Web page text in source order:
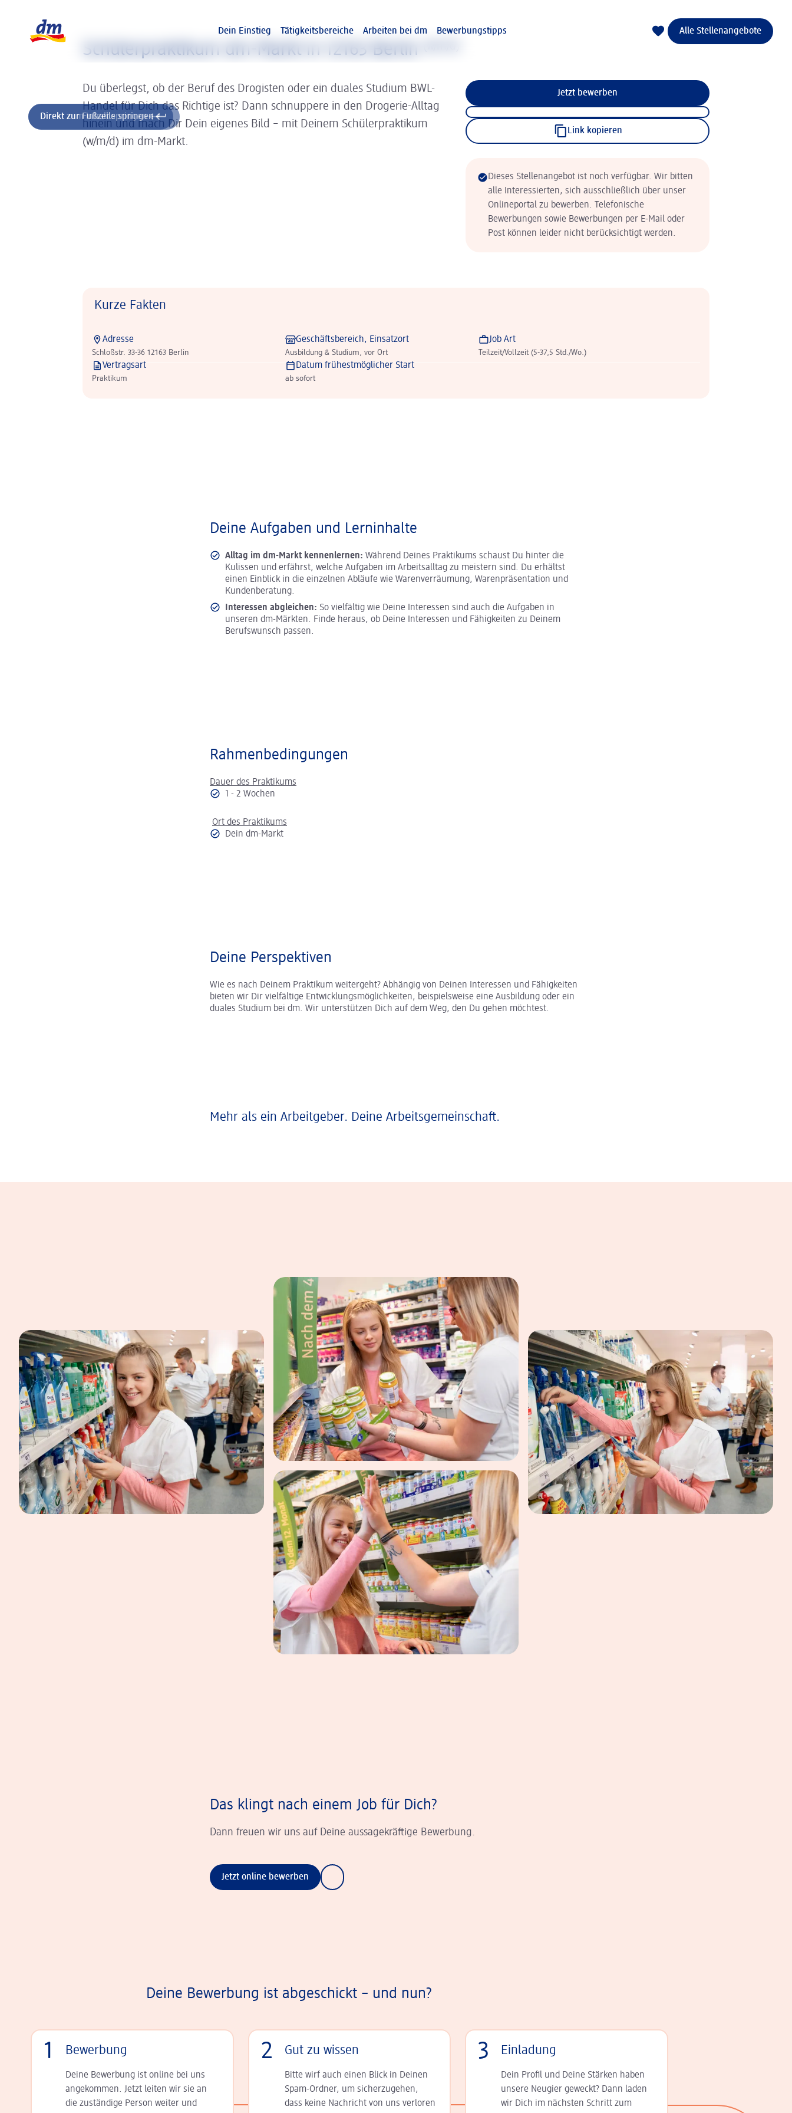
Direkt zum Inhalt springen
Direkt zur Fußzeile springen
Dein Einstieg
Tätigkeitsbereiche Arbeiten bei dm Bewerbungstipps Alle Stellenangebote
Schülerpraktikum dm-Markt in 12163 Berlin
Du überlegst, ob der Beruf des Drogisten oder ein duales Studium BWL-
Handel für Dich das Richtige ist? Dann schnuppere in den Drogerie-Alltag
hinein und mach Dir Dein eigenes Bild – mit Deinem Schülerpraktikum
(w/m/d) im dm-Markt.
Jetzt bewerben
Link kopieren
Dieses Stellenangebot ist noch verfügbar. Wir bitten
alle Interessierten, sich ausschließlich über unser
Onlineportal zu bewerben. Telefonische
Bewerbungen sowie Bewerbungen per E-Mail oder
Post können leider nicht berücksichtigt werden.
Kurze Fakten
Adresse
Schloßstr. 33-36 12163 Berlin
Geschäftsbereich, Einsatzort
Ausbildung & Studium, vor Ort
Job Art
Teilzeit/Vollzeit (5-37,5 Std./Wo.)
Vertragsart
Praktikum
Datum frühestmöglicher Start
ab sofort
Deine Aufgaben und Lerninhalte
Alltag im dm-Markt kennenlernen: Während Deines Praktikums schaust Du hinter die
Kulissen und erfährst, welche Aufgaben im Arbeitsalltag zu meistern sind. Du erhältst
einen Einblick in die einzelnen Abläufe wie Warenverräumung, Warenpräsentation und
Kundenberatung.
Interessen abgleichen: So vielfältig wie Deine Interessen sind auch die Aufgaben in
unseren dm-Märkten. Finde heraus, ob Deine Interessen und Fähigkeiten zu Deinem
Berufswunsch passen.
Rahmenbedingungen
Dauer des Praktikums
1 - 2 Wochen
Ort des Praktikums
Dein dm-Markt
Deine Perspektiven
Wie es nach Deinem Praktikum weitergeht? Abhängig von Deinen Interessen und Fähigkeiten
bieten wir Dir vielfältige Entwicklungsmöglichkeiten, beispielsweise eine Ausbildung oder ein
duales Studium bei dm. Wir unterstützen Dich auf dem Weg, den Du gehen möchtest.
Mehr als ein Arbeitgeber. Deine Arbeitsgemeinschaft.
Das klingt nach einem Job für Dich?
Dann freuen wir uns auf Deine aussagekräftige Bewerbung.
Jetzt online bewerben
Deine Bewerbung ist abgeschickt – und nun?
1 Bewerbung
Deine Bewerbung ist online bei uns
angekommen. Jetzt leiten wir sie an
die zu­stän­dige Person weiter und
2 Gut zu wissen
Bitte wirf auch einen Blick in Deinen
Spam-Ordner, um sicherzugehen,
dass keine Nachricht von uns verloren
3 Einladung
Dein Profil und Deine Stär­ken haben
unsere Neugier geweckt? Dann laden
wir Dich im nächsten Schritt zum